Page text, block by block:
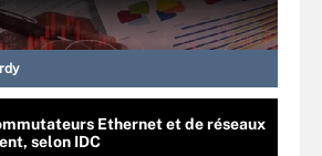
Ethernet et de réseaux
selon IDC